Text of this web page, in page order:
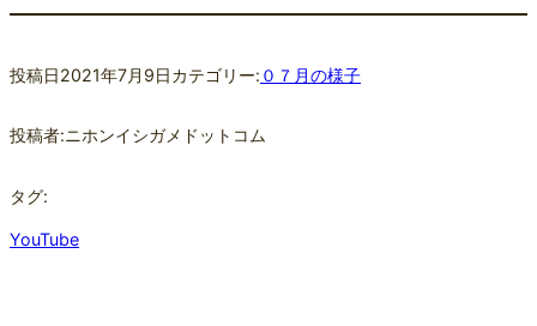
投稿日2021年7月9日カテゴリー: ０７月の様子
投稿者:ニホンイシガメドットコム
タグ:
YouTube